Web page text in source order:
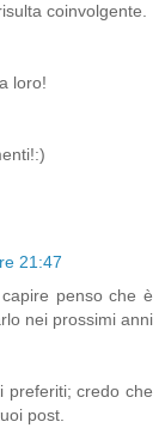
coinvolgente.
loro!
21:47
penso che è
nei prossimi anni
preferiti; credo che
post.